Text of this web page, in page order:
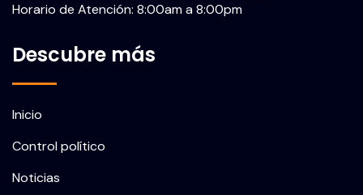
Horario de Atención: 8:00am a 8:00pm
Descubre más
Inicio
Control político
Noticias